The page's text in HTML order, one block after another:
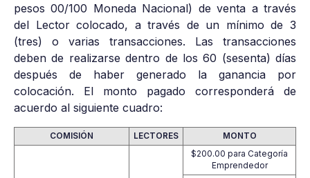
pesos 00/100 Moneda Nacional) de venta a través
del Lector colocado, a través de un mínimo de 3
(tres) o varias transacciones. Las transacciones
deben de realizarse dentro de los 60 (sesenta) días
después de haber generado la ganancia por
colocación. El monto pagado corresponderá de
acuerdo al siguiente cuadro:
COMISIÓN LECTORES MONTO
$200.00 para Categoría
Emprendedor